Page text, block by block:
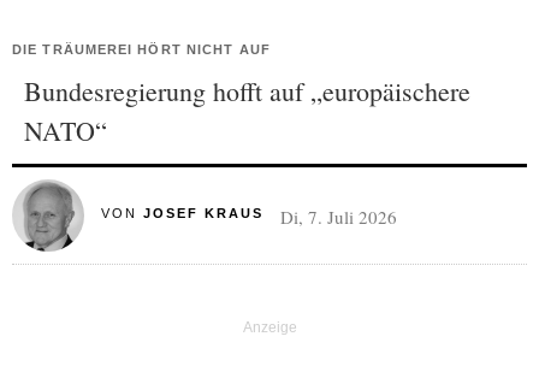
DIE TRÄUMEREI HÖRT NICHT AUF
Bundesregierung hofft auf „europäischere
NATO“
VON JOSEF KRAUS Di, 7. Juli 2026